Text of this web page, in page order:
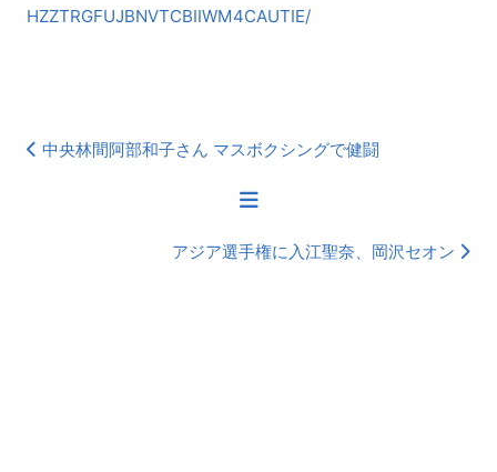
HZZTRGFUJBNVTCBIIWM4CAUTIE/
中央林間阿部和子さん マスボクシングで健闘
アジア選手権に入江聖奈、岡沢セオン